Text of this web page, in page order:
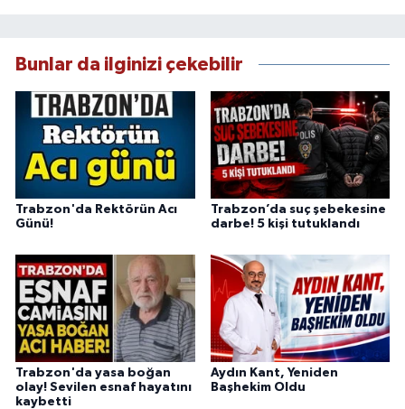
Bunlar da ilginizi çekebilir
Trabzon'da Rektörün Acı
Günü!
Trabzon’da suç şebekesine
darbe! 5 kişi tutuklandı
Trabzon'da yasa boğan
olay! Sevilen esnaf hayatını
kaybetti
Aydın Kant, Yeniden
Başhekim Oldu